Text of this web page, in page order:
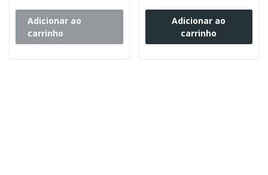
Adicionar ao
carrinho
Adicionar ao
carrinho